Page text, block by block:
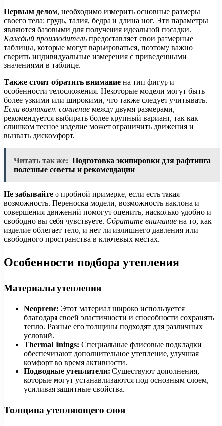
Первым делом, необходимо измерить основные размеры
своего тела: грудь, талия, бедра и длина ног. Эти параметры
являются базовыми для получения идеальной посадки.
Каждый производитель предоставляет свои размерные
таблицы, которые могут варьироваться, поэтому важно
сверить индивидуальные измерения с приведенными
значениями в таблице.
Также стоит обратить внимание на тип фигур и
особенности телосложения. Некоторые модели могут быть
более узкими или широкими, что также следует учитывать.
Если возникает сомнение между двумя размерами,
рекомендуется выбирать более крупный вариант, так как
слишком тесное изделие может ограничить движения и
вызвать дискомфорт.
Читать так же: Подготовка экипировки для рафтинга
полезные советы и рекомендации
Не забывайте о пробной примерке, если есть такая
возможность. Переноска модели, возможность наклона и
совершения движений помогут оценить, насколько удобно и
свободно вы себя чувствуете. Обратите внимание на то, как
изделие облегает тело, и нет ли излишнего давления или
свободного пространства в ключевых местах.
Особенности подбора утепления
Материалы утепления
Neoprene: Этот материал широко используется
благодаря своей эластичности и способности сохранять
тепло. Разные его толщины подходят для различных
условий.
Thermal linings: Специальные флисовые подкладки
обеспечивают дополнительное утепление, улучшая
комфорт во время активности.
Подводные утеплители: Существуют дополнения,
которые могут устанавливаются под основным слоем,
усиливая защитные свойства.
Толщина утепляющего слоя